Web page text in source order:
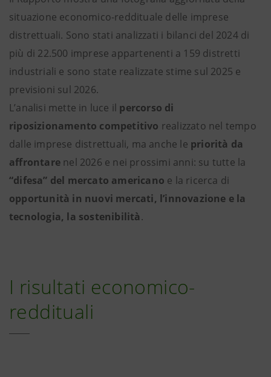
situazione economico-reddituale delle imprese
distrettuali. Sono stati analizzati i bilanci del 2024 di
più di 22.500 imprese appartenenti a 159 distretti
industriali e sono state realizzate stime sul 2025 e
previsioni sul 2026.
L’analisi mette in luce il percorso di
riposizionamento competitivo realizzato nel tempo
dalle imprese distrettuali, ma anche le priorità da
affrontare nel 2026 e nei prossimi anni: su tutte la
“difesa” del mercato americano e la ricerca di
opportunità in nuovi mercati, l’innovazione e la
tecnologia, la sostenibilità.
I risultati economico-
reddituali